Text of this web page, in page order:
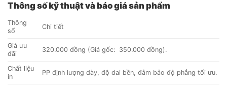
Thông số kỹ thuật và báo giá sản phẩm
Thông
số
Chi tiết
Giá ưu
đãi
320.000 đồng (Giá gốc: 350.000 đồng).
Chất liệu
in
PP định lượng dày, độ dai bền, đảm bảo độ phẳng tối ưu.